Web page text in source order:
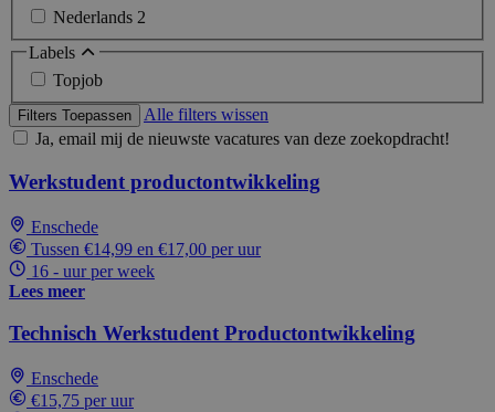
Nederlands 2
Labels
Topjob
Filters Toepassen
Alle filters wissen
Ja, email mij de nieuwste vacatures van deze zoekopdracht!
Werkstudent productontwikkeling
Enschede
Tussen €14,99 en €17,00 per uur
16 - uur per week
Lees meer
Technisch Werkstudent Productontwikkeling
Enschede
€15,75 per uur